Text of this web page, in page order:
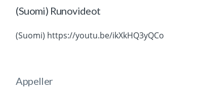
(Suomi) Runovideot
(Suomi) https://youtu.be/ikXkHQ3yQCo
Appeller